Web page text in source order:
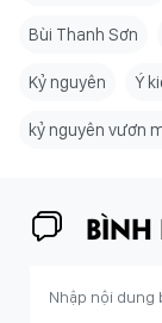
Bùi Thanh Sơn
Kỷ nguyên Ý
kỷ nguyên vươn
BÌNH